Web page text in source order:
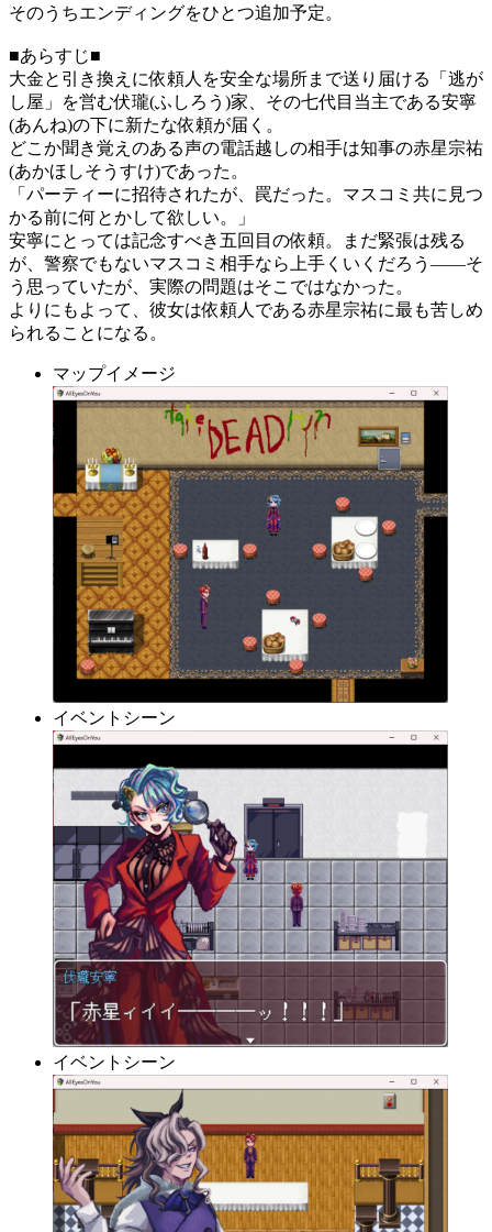
そのうちエンディングをひとつ追加予定。
■あらすじ■
大金と引き換えに依頼人を安全な場所まで送り届ける「逃が
し屋」を営む伏瓏(ふしろう)家、その七代目当主である安寧
(あんね)の下に新たな依頼が届く。
どこか聞き覚えのある声の電話越しの相手は知事の赤星宗祐
(あかほしそうすけ)であった。
「パーティーに招待されたが、罠だった。マスコミ共に見つ
かる前に何とかして欲しい。」
安寧にとっては記念すべき五回目の依頼。まだ緊張は残る
が、警察でもないマスコミ相手なら上手くいくだろう――そ
う思っていたが、実際の問題はそこではなかった。
よりにもよって、彼女は依頼人である赤星宗祐に最も苦しめ
られることになる。
マップイメージ
イベントシーン
イベントシーン